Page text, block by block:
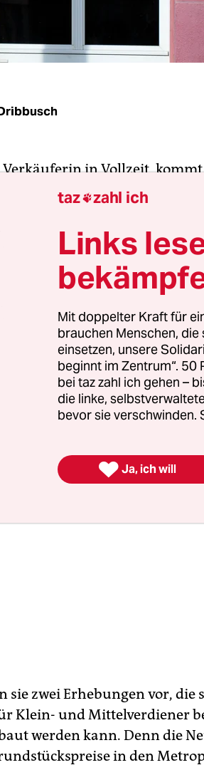
Verkäuferin in Vollzeit,
von ihrem Mann trennen
in den Berliner
Wohnungen sind so
Leben hätte. „Ich könnte
Jährige.
und RentnerInnen können
Verarmungsrisiko werden.
Wohnungsbau“ auf den Plan
und Organisationen der
vertreten sind.
sie zwei Erhebungen vor, die
Klein- und Mittelverdiener
werden kann. Denn die
in den
taz zahl ich
Links
Mit doppelter Kraft für
brauchen Menschen,
einsetzen, unsere
beginnt im Zentrum“. 50
bei taz zahl ich gehen –
die linke,
bevor sie verschwinden.
 Ja, ich will